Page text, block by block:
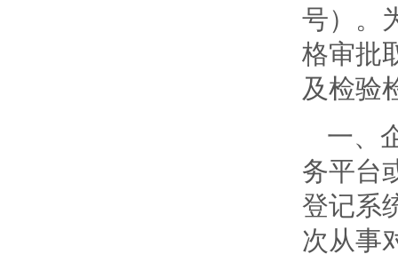
号）。
格审批
及检验
一、
务平台
登记系
次从事